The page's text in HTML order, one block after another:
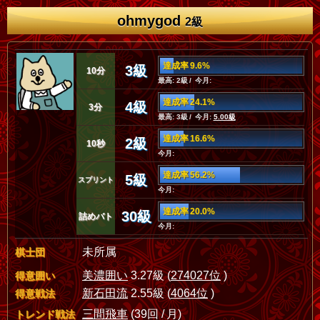
ohmygod2級
10分 3級 達成率 9.6%
最高: 2級 / 今月:
3分 4級 達成率 24.1%
最高: 3級 / 今月:5.00級
10秒 2級 達成率 16.6%
今月:
スプリント 5級 達成率 56.2%
今月:
詰めバト 30級 達成率 20.0%
今月:
棋士団 未所属
得意囲い 美濃囲い3.27級 (274027位)
得意戦法 新石田流2.55級 (4064位 )
トレンド戦法 三間飛車(39回 / 月)